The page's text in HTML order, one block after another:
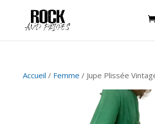
Accueil / Femme / Jupe Plissée